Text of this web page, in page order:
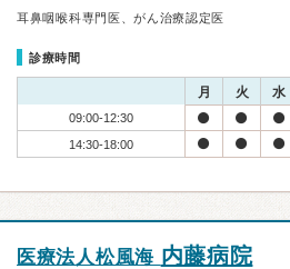
耳鼻咽喉科専門医、がん治療認定医
診療時間
月 火 水
09:00-12:30
14:30-18:00
医療法人松風海 内藤病院